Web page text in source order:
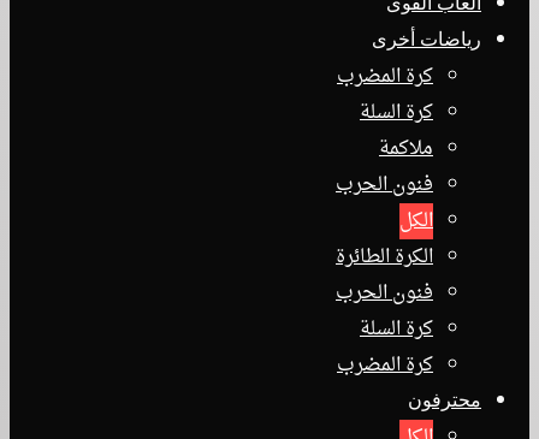
رياضات أخرى
كرة المضرب
كرة السلة
ملاكمة
فنون الحرب
الكل
الكرة الطائرة
فنون الحرب
كرة السلة
كرة المضرب
محترفون